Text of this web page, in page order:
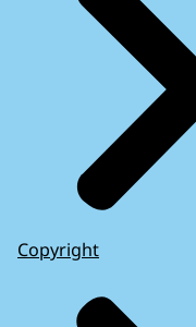
Copyright